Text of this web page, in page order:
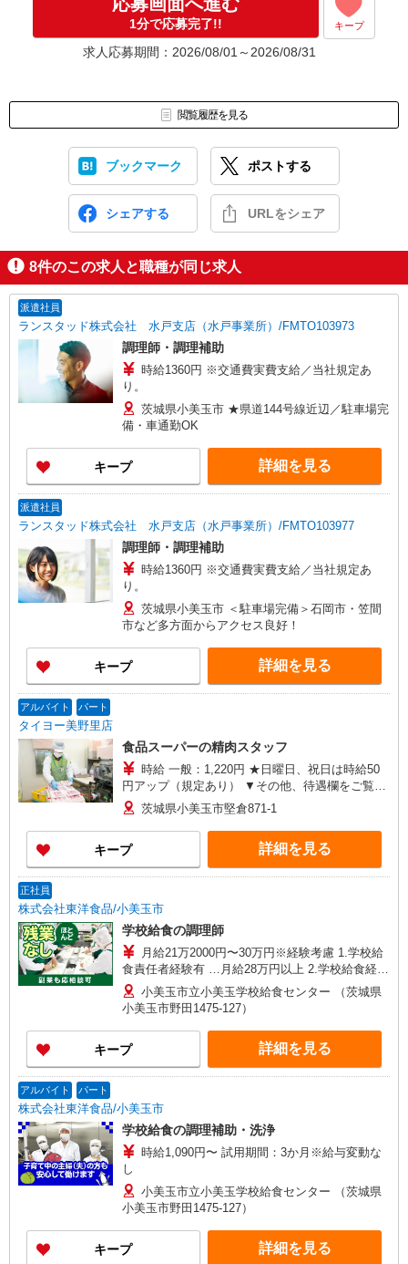
1分で応募完了!! キープ
求人応募期間：2026/08/01～2026/08/31
閲覧履歴を見る
ブックマーク ポストする
シェアする URLをシェア
8件のこの求人と職種が同じ求人
派遣社員
ランスタッド株式会社 水戸支店（水戸事業所）/FMTO103973
調理師・調理補助
時給1360円 ※交通費実費支給／当社規定あ
り。
茨城県小美玉市 ★県道144号線近辺／駐車場完
備・車通勤OK
キープ 詳細を見る
派遣社員
ランスタッド株式会社 水戸支店（水戸事業所）/FMTO103977
調理師・調理補助
時給1360円 ※交通費実費支給／当社規定あ
り。
茨城県小美玉市 ＜駐車場完備＞石岡市・笠間
市など多方面からアクセス良好！
キープ 詳細を見る
アルバイト パート
タイヨー美野里店
食品スーパーの精肉スタッフ
時給 一般：1,220円 ★日曜日、祝日は時給50
円アップ（規定あり） ▼その他、待遇欄をご覧く
ださい▼
茨城県小美玉市堅倉871-1
キープ 詳細を見る
正社員
株式会社東洋食品/小美玉市
学校給食の調理師
月給21万2000円〜30万円※経験考慮 1.学校給
食責任者経験有 …月給28万円以上 2.学校給食経験
5年以上（副責任者経験等） …月給26万円以上 3.
集団給食経験3年以上（病院・特養・保育園等）
…月給22万円以上 4.大量調理未経験・有資格者 …
月給21万2000円 試用期間：3か月※給与変動なし
小美玉市立小美玉学校給食センター （茨城県
小美玉市野田1475-127）
キープ 詳細を見る
アルバイト パート
株式会社東洋食品/小美玉市
学校給食の調理補助・洗浄
時給1,090円〜 試用期間：3か月※給与変動な
し
小美玉市立小美玉学校給食センター （茨城県
小美玉市野田1475-127）
キープ 詳細を見る